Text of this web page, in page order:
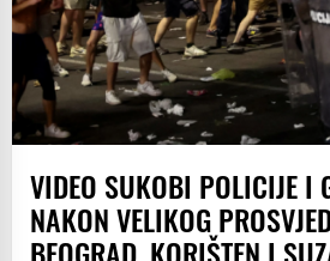
VIDEO SUKOBI POLICIJE I
NAKON VELIKOG